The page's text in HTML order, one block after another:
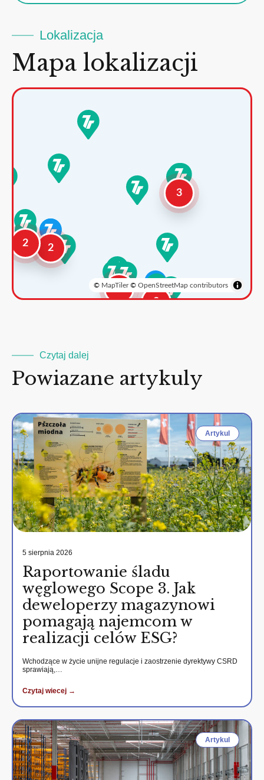
Lokalizacja
Mapa lokalizacji
2
2
3
2
3
© MapTiler© OpenStreetMap contributors
Czytaj dalej
Powiazane artykuly
Artykul
5 sierpnia 2026
Raportowanie śladu
węglowego Scope 3. Jak
deweloperzy magazynowi
pomagają najemcom w
realizacji celów ESG?
Wchodzące w życie unijne regulacje i zaostrzenie dyrektywy CSRD
sprawiają,…
Czytaj wiecej →
Artykul